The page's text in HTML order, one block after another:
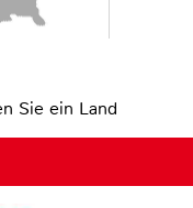
Sie ein Land